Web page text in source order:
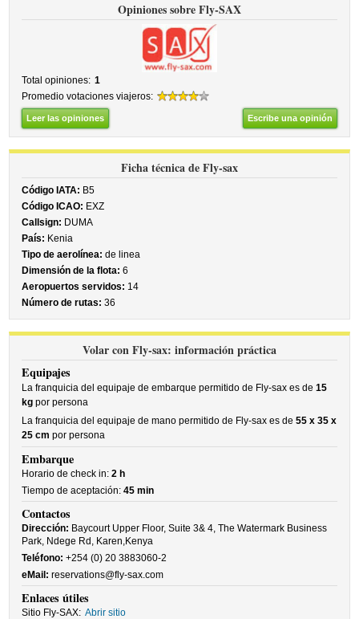
Opiniones sobre Fly-SAX
Total opiniones: 1
Promedio votaciones viajeros:
Leer las opiniones Escribe una opinión
Ficha técnica de Fly-sax
Código IATA: B5
Código ICAO: EXZ
Callsign: DUMA
País: Kenia
Tipo de aerolínea: de linea
Dimensión de la flota: 6
Aeropuertos servidos: 14
Número de rutas: 36
Volar con Fly-sax: información práctica
Equipajes
La franquicia del equipaje de embarque permitido de Fly-sax es de15
kg por persona
La franquicia del equipaje de mano permitido de Fly-sax es de55 x 35 x
25 cm por persona
Embarque
Horario de check in:2 h
Tiempo de aceptación:45 min
Contactos
Dirección: Baycourt Upper Floor, Suite 3& 4, The Watermark Business
Park, Ndege Rd, Karen,Kenya
Teléfono: +254 (0) 20 3883060-2
eMail: reservations@fly-sax.com
Enlaces útiles
Sitio Fly-SAX: Abrir sitio